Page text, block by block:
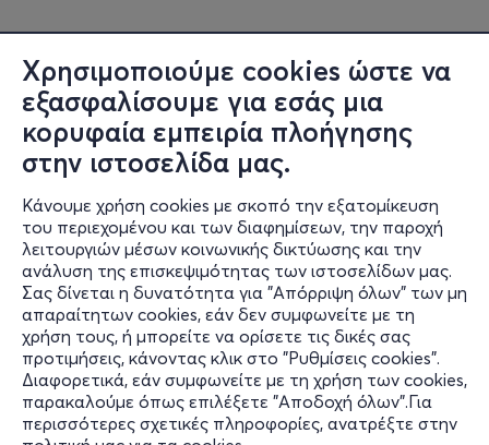
Χρησιμοποιούμε cookies ώστε να
εξασφαλίσουμε για εσάς μια
κορυφαία εμπειρία πλοήγησης
στην ιστοσελίδα μας.
Κάνουμε χρήση cookies με σκοπό την εξατομίκευση
του περιεχομένου και των διαφημίσεων, την παροχή
λειτουργιών μέσων κοινωνικής δικτύωσης και την
ανάλυση της επισκεψιμότητας των ιστοσελίδων μας.
Σας δίνεται η δυνατότητα για "Απόρριψη όλων" των μη
απαραίτητων cookies, εάν δεν συμφωνείτε με τη
χρήση τους, ή μπορείτε να ορίσετε τις δικές σας
προτιμήσεις, κάνοντας κλικ στο "Ρυθμίσεις cookies".
Διαφορετικά, εάν συμφωνείτε με τη χρήση των cookies,
παρακαλούμε όπως επιλέξετε "Αποδοχή όλων".Για
περισσότερες σχετικές πληροφορίες, ανατρέξτε στην
Πληροφορίες
Υποστήριξη
Stay Connected